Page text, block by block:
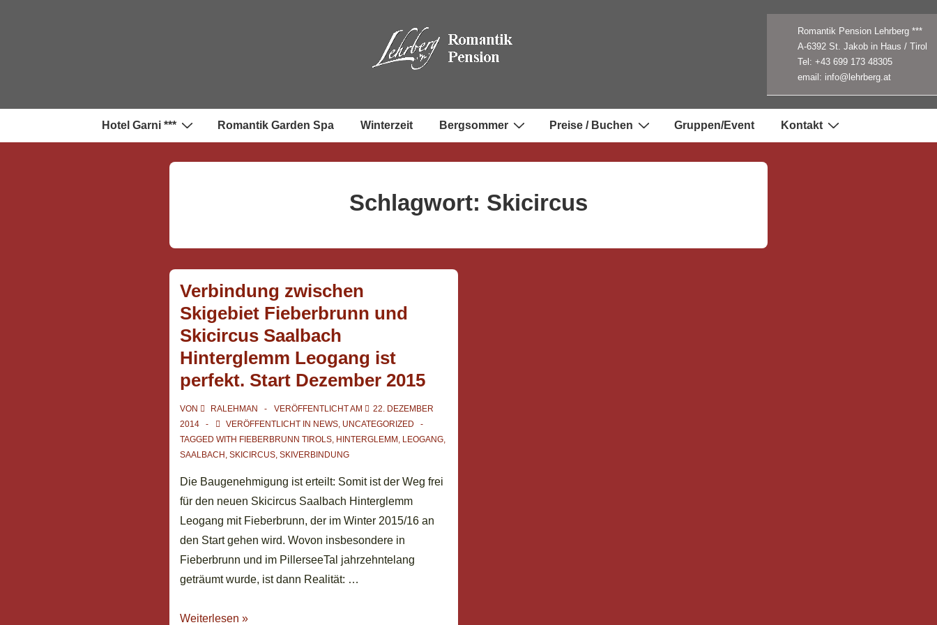
Romantik Pension Lehrberg ***
A-6392 St. Jakob in Haus / Tirol
Tel: +43 699 173 48305
email: info@lehrberg.at
Hauptnavigation
Hotel Garni *** Romantik Garden Spa Winterzeit Bergsommer Preise / Buchen Gruppen/Event Kontakt
Schlagwort: Skicircus
Verbindung zwischen
Skigebiet Fieberbrunn und
Skicircus Saalbach
Hinterglemm Leogang ist
perfekt. Start Dezember 2015
VON RALEHMAN VERÖFFENTLICHT AM
22. DEZEMBER
2014
VERÖFFENTLICHT IN NEWS, UNCATEGORIZED
TAGGED WITH FIEBERBRUNN TIROLS, HINTERGLEMM , LEOGANG,
SAALBACH ,SKICIRCUS,SKIVERBINDUNG
Die Baugenehmigung ist erteilt: Somit ist der Weg frei
für den neuen Skicircus Saalbach Hinterglemm
Leogang mit Fieberbrunn, der im Winter 2015/16 an
den Start gehen wird. Wovon insbesondere in
Fieberbrunn und im PillerseeTal jahrzehntelang
geträumt wurde, ist dann Realität: …
Verbindung
Weiterlesen »